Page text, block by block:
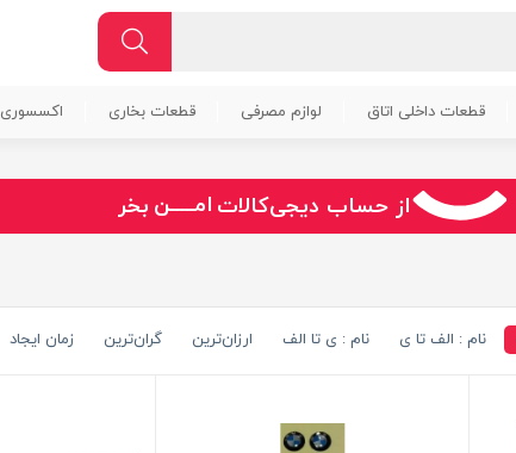
قطعات داخلی اتاق لوازم مصرفی قطعات بخاری اکسسوری
از حساب دیجی‌کالات
امـــــن
قـسـطی بخر
نام : الف تا ی نام : ی تا الف ارزان‌ترین گران‌ترین زمان ایجاد